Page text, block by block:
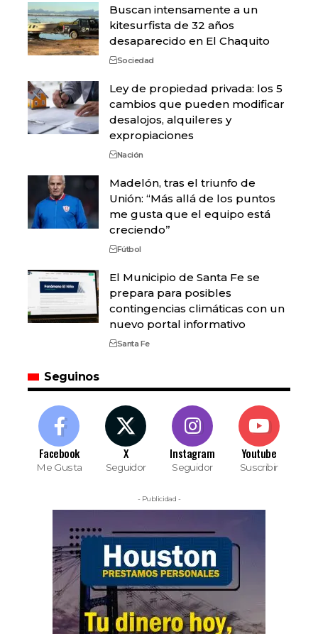
Buscan intensamente a un
kitesurfista de 32 años
desaparecido en El Chaquito
Sociedad
Ley de propiedad privada: los 5
cambios que pueden modificar
desalojos, alquileres y
expropiaciones
Nación
Madelón, tras el triunfo de
Unión: “Más allá de los puntos
me gusta que el equipo está
creciendo”
Fútbol
El Municipio de Santa Fe se
prepara para posibles
contingencias climáticas con un
nuevo portal informativo
Santa Fe
Seguinos
Facebook
Me Gusta
X
Seguidor
Instagram
Seguidor
Youtube
Suscribir
- Publicidad -